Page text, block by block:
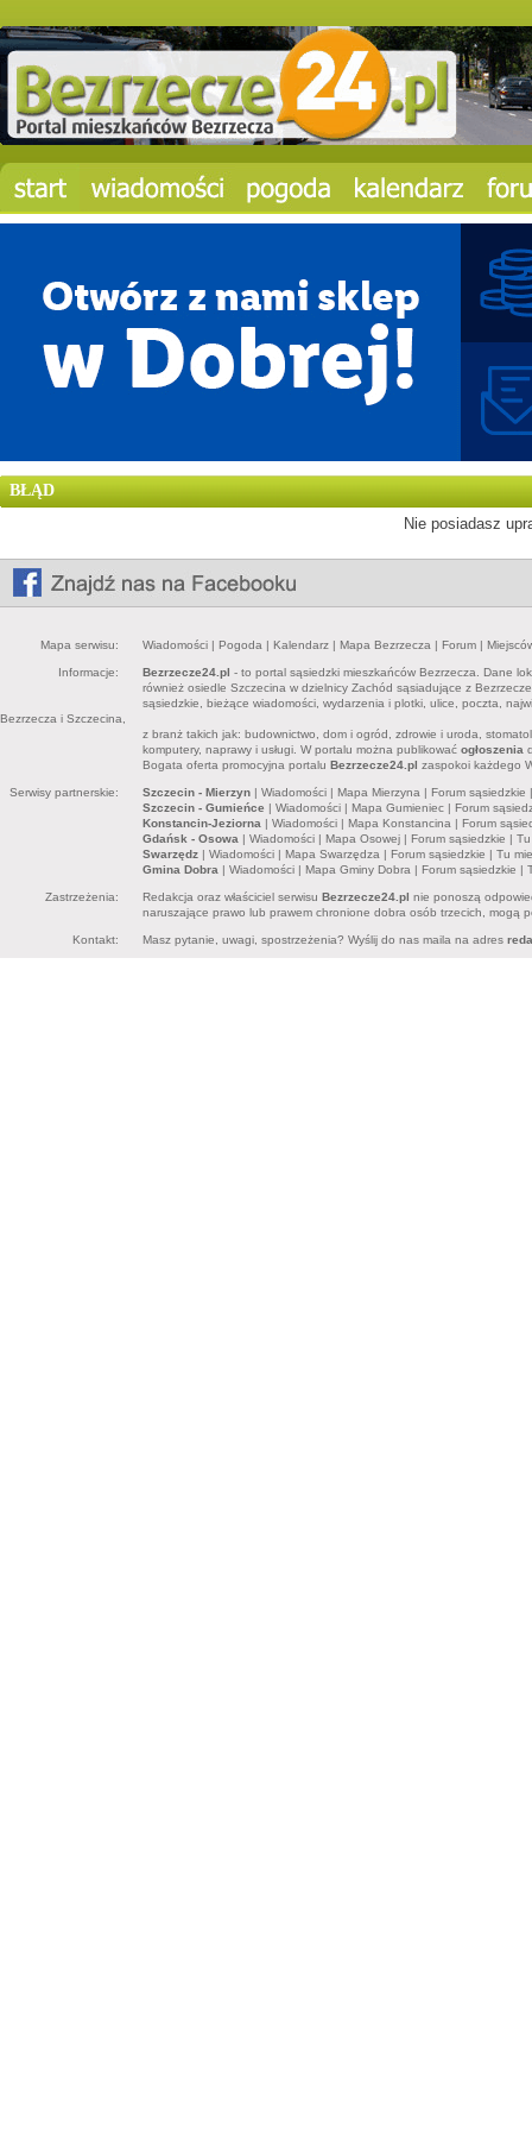
BŁĄD
Nie posiadasz
Mapa serwisu: Wiadomości | Pogoda | Kalendarz | Mapa Bezrzecza | Forum |
Informacje: Bezrzecze24.pl - to portal sąsiedzki mieszkańców Bezrzecza. Dane
również osiedle Szczecina w dzielnicy Zachód sąsiadujące z
sąsiedzkie, bieżące wiadomości, wydarzenia i plotki, ulice, poczta,
Bezrzecza i Szczecina,
z branż takich jak: budownictwo, dom i ogród, zdrowie i uroda,
komputery, naprawy i usługi. W portalu można publikować ogłoszenia
Bogata oferta promocyjna portalu Bezrzecze24.pl zaspokoi każdego
Serwisy partnerskie: Szczecin - Mierzyn | Wiadomości | Mapa Mierzyna | Forum sąsiedzkie
Szczecin - Gumieńce | Wiadomości | Mapa Gumieniec | Forum
Konstancin-Jeziorna | Wiadomości | Mapa Konstancina | Forum
Gdańsk - Osowa | Wiadomości | Mapa Osowej | Forum sąsiedzkie |
Swarzędz | Wiadomości | Mapa Swarzędza | Forum sąsiedzkie | Tu
Gmina Dobra | Wiadomości | Mapa Gminy Dobra | Forum sąsiedzkie |
Zastrzeżenia: Redakcja oraz właściciel serwisu Bezrzecze24.pl nie ponoszą
naruszające prawo lub prawem chronione dobra osób trzecich, mogą
Kontakt: Masz pytanie, uwagi, spostrzeżenia? Wyślij do nas maila na adres